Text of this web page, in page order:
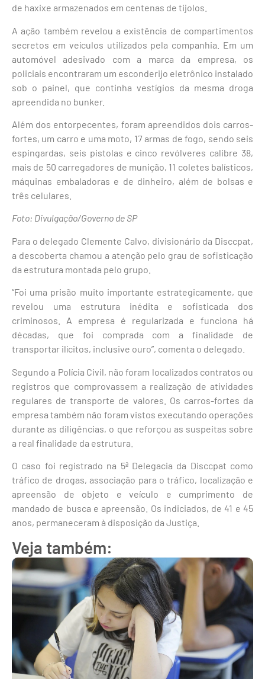
de haxixe armazenados em centenas de tijolos.
A ação também revelou a existência de compartimentos
secretos em veículos utilizados pela companhia. Em um
automóvel adesivado com a marca da empresa, os
policiais encontraram um esconderijo eletrônico instalado
sob o painel, que continha vestígios da mesma droga
apreendida no bunker.
Além dos entorpecentes, foram apreendidos dois carros-
fortes, um carro e uma moto, 17 armas de fogo, sendo seis
espingardas, seis pistolas e cinco revólveres calibre 38,
mais de 50 carregadores de munição, 11 coletes balísticos,
máquinas embaladoras e de dinheiro, além de bolsas e
três celulares.
Foto: Divulgação/Governo de SP
Para o delegado Clemente Calvo, divisionário da Disccpat,
a descoberta chamou a atenção pelo grau de sofisticação
da estrutura montada pelo grupo.
“Foi uma prisão muito importante estrategicamente, que
revelou uma estrutura inédita e sofisticada dos
criminosos. A empresa é regularizada e funciona há
décadas, que foi comprada com a finalidade de
transportar ilícitos, inclusive ouro”, comenta o delegado.
Segundo a Polícia Civil, não foram localizados contratos ou
registros que comprovassem a realização de atividades
regulares de transporte de valores. Os carros-fortes da
empresa também não foram vistos executando operações
durante as diligências, o que reforçou as suspeitas sobre
a real finalidade da estrutura.
O caso foi registrado na 5ª Delegacia da Disccpat como
tráfico de drogas, associação para o tráfico, localização e
apreensão de objeto e veículo e cumprimento de
mandado de busca e apreensão. Os indiciados, de 41 e 45
anos, permaneceram à disposição da Justiça.
Veja também: